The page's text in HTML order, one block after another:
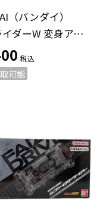
（バンダイ）
仮面ライダーW 変身アクションケース 仮面ライダー
可能